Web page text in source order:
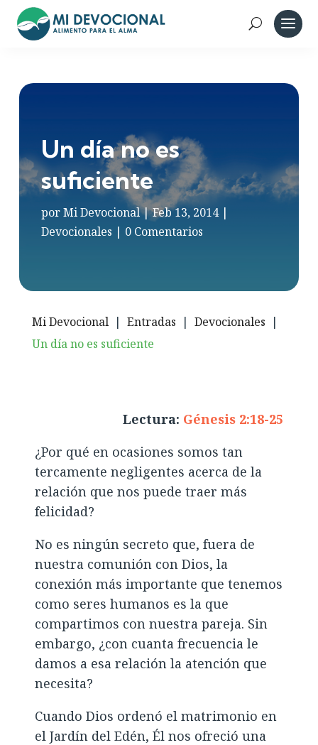
Un día no es
suficiente
porMi Devocional|Feb 13, 2014|
Devocionales | 0 Comentarios
Mi Devocional | Entradas | Devocionales |
Un día no es suficiente
Lectura: Génesis 2:18-25
¿Por qué en ocasiones somos tan
tercamente negligentes acerca de la
relación que nos puede traer más
felicidad?
No es ningún secreto que, fuera de
nuestra comunión con Dios, la
conexión más importante que tenemos
como seres humanos es la que
compartimos con nuestra pareja. Sin
embargo, ¿con cuanta frecuencia le
damos a esa relación la atención que
necesita?
Cuando Dios ordenó el matrimonio en
el Jardín del Edén, Él nos ofreció una